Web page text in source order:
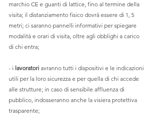
marchio CE e guanti di lattice, fino al termine della
visita; il distanziamento fisico dovrà essere di 1, 5
metri; ci saranno pannelli informativi per spiegare
modalità e orari di visita, oltre agli obblighi a carico
di chi entra;
- i lavoratori avranno tutti i dispositivi e le indicazioni
utili per la loro sicurezza e per quella di chi accede
alle strutture; in caso di sensibile affluenza di
pubblico, indosseranno anche la visiera protettiva
trasparente;